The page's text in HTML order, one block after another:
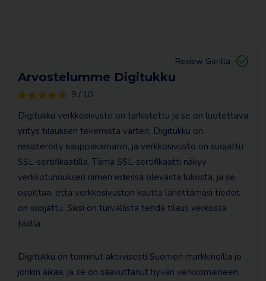
Arvostelumme Digitukku
9 / 10
Review Gorilla
Digitukku verkkosivusto on tarkistettu ja se on luotettava
yritys tilauksen tekemistä varten. Digitukku on
rekisteröity kauppakamariin, ja verkkosivusto on suojattu
SSL-sertifikaatilla. Tämä SSL-sertifikaatti näkyy
verkkotunnuksen nimen edessä olevasta lukosta, ja se
osoittaa, että verkkosivuston kautta lähettämäsi tiedot
on suojattu. Siksi on turvallista tehdä tilaus verkossa
täällä.
Digitukku on toiminut aktiivisesti Suomen markkinoilla jo
jonkin aikaa, ja se on saavuttanut hyvän verkkomaineen.